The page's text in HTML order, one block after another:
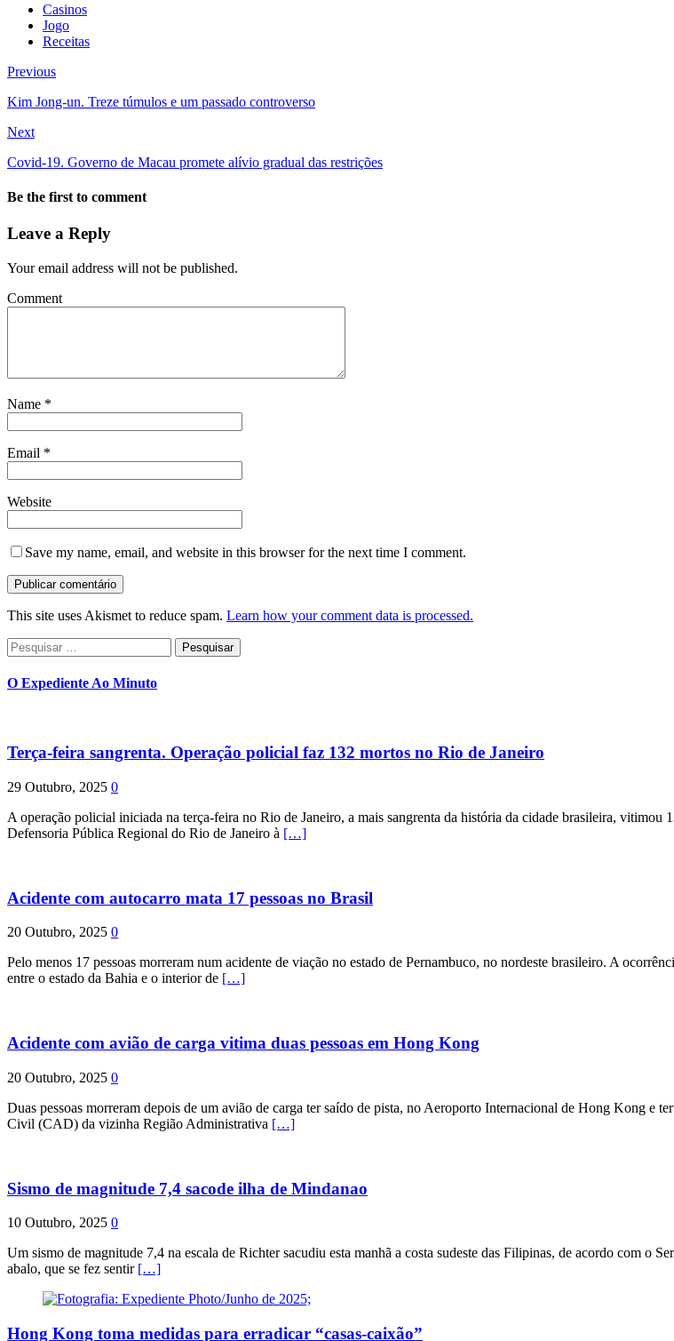
Casinos
Jogo
Receitas
Previous
Kim Jong-un. Treze túmulos e um passado controverso
Next
Covid-19. Governo de Macau promete alívio gradual das restrições
Be the first to comment
Leave a Reply
Your email address will not be published.
Comment
Name *
Email *
Website
Save my name, email, and website in this browser for the next time I comment.
This site uses Akismet to reduce spam. Learn how your comment data is processed.
Pesquisar
por:
O Expediente Ao Minuto
Terça-feira sangrenta. Operação policial faz 132 mortos no Rio de Janeiro
29 Outubro, 2025 0
A operação policial iniciada na terça-feira no Rio de Janeiro, a mais sangrenta da história da cidade brasileira,
Defensoria Pública Regional do Rio de Janeiro à […]
Acidente com autocarro mata 17 pessoas no Brasil
20 Outubro, 2025 0
Pelo menos 17 pessoas morreram num acidente de viação no estado de Pernambuco, no nordeste brasileiro. A
entre o estado da Bahia e o interior de […]
Acidente com avião de carga vitima duas pessoas em Hong Kong
20 Outubro, 2025 0
Duas pessoas morreram depois de um avião de carga ter saído de pista, no Aeroporto Internacional de Hong Kong e
Civil (CAD) da vizinha Região Administrativa […]
Sismo de magnitude 7,4 sacode ilha de Mindanao
10 Outubro, 2025 0
Um sismo de magnitude 7,4 na escala de Richter sacudiu esta manhã a costa sudeste das Filipinas, de acordo com o
abalo, que se fez sentir […]
Hong Kong toma medidas para erradicar “casas-caixão”